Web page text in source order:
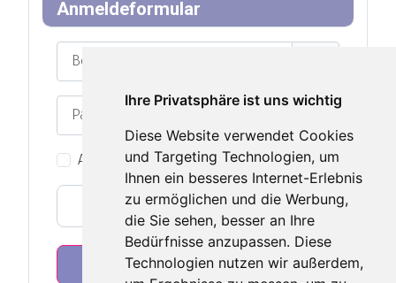
Ihre Privatsphäre ist uns wichtig
Diese Website verwendet Cookies
und Targeting Technologien, um
Ihnen ein besseres Internet-Erlebnis
zu ermöglichen und die Werbung,
die Sie sehen, besser an Ihre
Bedürfnisse anzupassen. Diese
Technologien nutzen wir außerdem,
Anmeldeformular
Passwort
Angemeldet bleiben
Web-Authentifizierung
Anmelden